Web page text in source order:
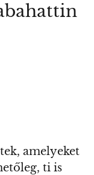
amelyeket
ti is